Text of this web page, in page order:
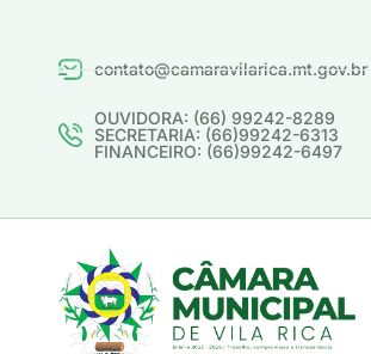
contato@camaravilarica.mt.gov.br
OUVIDORA: (66) 99242-8289
SECRETARIA: (66)99242-6313
FINANCEIRO: (66)99242-6497